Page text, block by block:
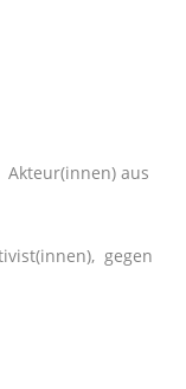
aus
gegen